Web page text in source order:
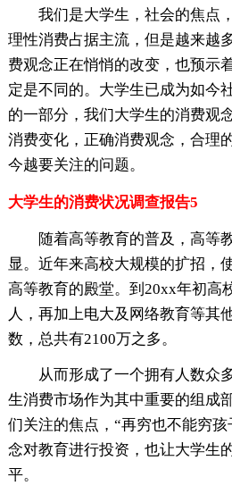
我们是大学生，社会的焦点
理性消费占据主流，但是越来越
费观念正在悄悄的改变，也预示
定是不同的。大学生已成为如今
的一部分，我们大学生的消费观
消费变化，正确消费观念，合理
今越要关注的问题。
大学生的消费状况调查报告5
随着高等教育的普及，高等教
显。近年来高校大规模的扩招，
高等教育的殿堂。到20xx年初高
人，再加上电大及网络教育等其
数，总共有2100万之多。
从而形成了一个拥有人数众
生消费市场作为其中重要的组成
们关注的焦点，“再穷也不能穷
念对教育进行投资，也让大学生
平。